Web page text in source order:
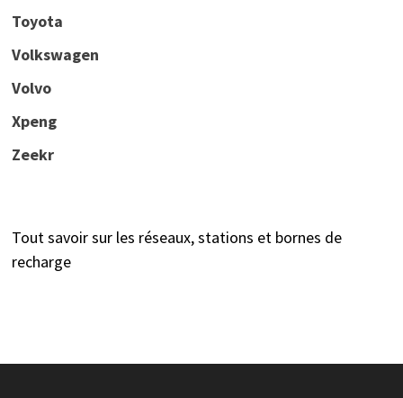
Toyota
Volkswagen
Volvo
Xpeng
Zeekr
Tout savoir sur les réseaux, stations et bornes de
recharge